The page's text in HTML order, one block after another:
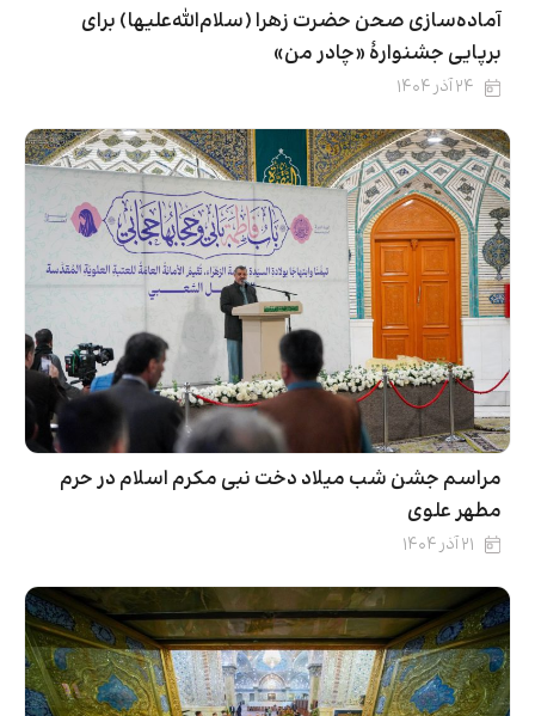
آماده‌سازی صحن حضرت زهرا (سلام‌الله‌علیها) برای
برپایی جشنوارهٔ «چادر من»
۲۴ آذر ۱۴۰۴
مراسم جشن شب میلاد دخت نبی مکرم اسلام در حرم
مطهر علوی
۲۱ آذر ۱۴۰۴